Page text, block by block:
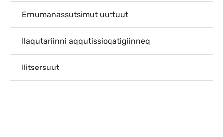
Ernumanassutsimut uuttuut
Ilaqutariinni aqqutissioqatigiinneq
Ilitsersuut